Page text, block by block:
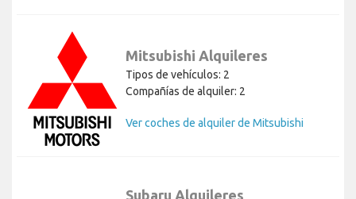
Mitsubishi Alquileres
Tipos de vehículos: 2
Compañías de alquiler: 2
Ver coches de alquiler de Mitsubishi
Subaru Alquileres